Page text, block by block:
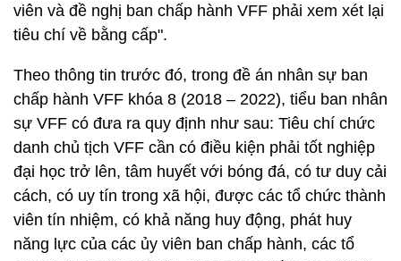
viên và đề nghị ban chấp hành VFF phải xem xét lại
tiêu chí về bằng cấp".
Theo thông tin trước đó, trong đề án nhân sự ban
chấp hành VFF khóa 8 (2018 – 2022), tiểu ban nhân
sự VFF có đưa ra quy định như sau: Tiêu chí chức
danh chủ tịch VFF cần có điều kiện phải tốt nghiệp
đại học trở lên, tâm huyết với bóng đá, có tư duy cải
cách, có uy tín trong xã hội, được các tổ chức thành
viên tín nhiệm, có khả năng huy động, phát huy
năng lực của các ủy viên ban chấp hành, các tổ